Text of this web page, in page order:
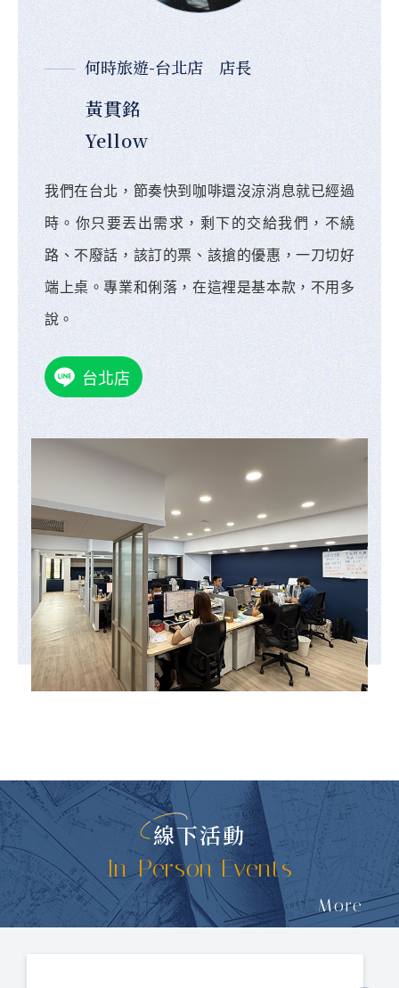
何時旅遊-台北店 店長
黃貫銘
Yellow
我們在台北，節奏快到咖啡還沒涼消息就已經過
時。你只要丟出需求，剩下的交給我們，不繞
路、不廢話，該訂的票、該搶的優惠，一刀切好
端上桌。專業和俐落，在這裡是基本款，不用多
說。
台北店
線下活動
In-Person Events
More